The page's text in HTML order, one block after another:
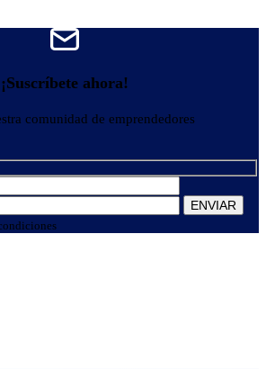
¡Suscríbete ahora!
comunidad de emprendedores